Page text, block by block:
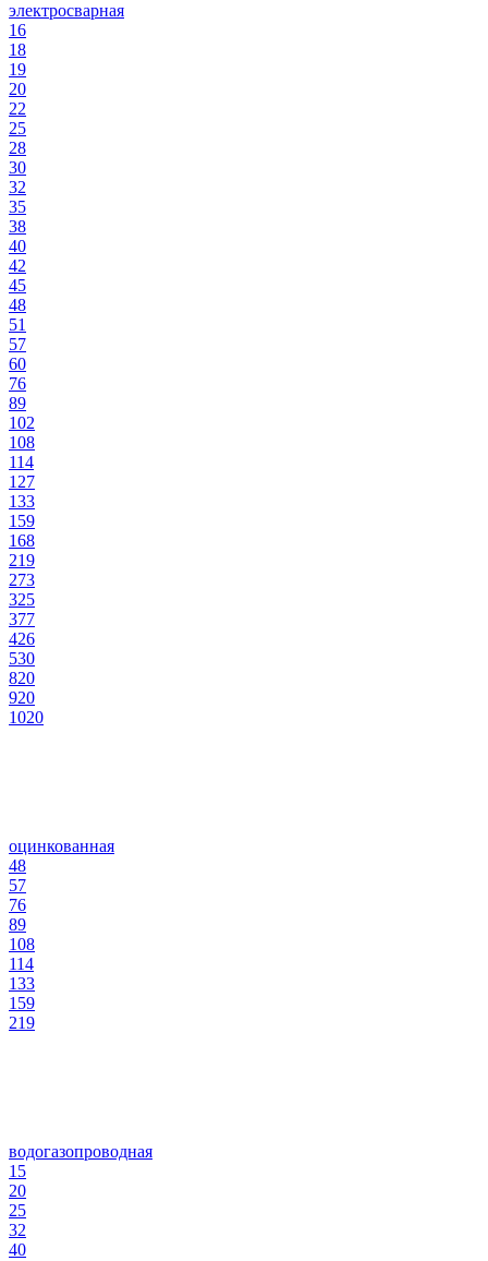
электросварная
16
18
19
20
22
25
28
30
32
35
38
40
42
45
48
51
57
60
76
89
102
108
114
127
133
159
168
219
273
325
377
426
530
820
920
1020
оцинкованная
48
57
76
89
108
114
133
159
219
водогазопроводная
15
20
25
32
40